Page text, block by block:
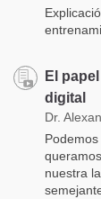
El
digital
Dr.
nuestra